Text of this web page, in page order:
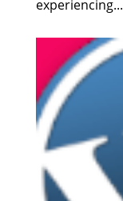
experiencing...